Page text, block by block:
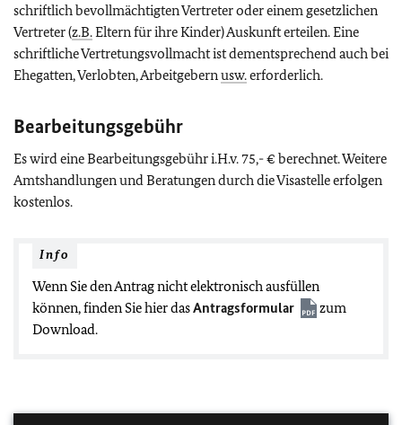
schriftlich bevollmächtigten Vertreter oder einem gesetzlichen
Vertreter (z.B.Eltern für ihre Kinder) Auskunft erteilen. Eine
schriftliche Vertretungsvollmacht ist dementsprechend auch bei
Ehegatten, Verlobten, Arbeitgebern usw.erforderlich.
Bearbeitungsgebühr
Es wird eine Bearbeitungsgebühr i.H.v. 75,- € berechnet. Weitere
Amtshandlungen und Beratungen durch die Visastelle erfolgen
kostenlos.
Info
Wenn Sie den Antrag nicht elektronisch ausfüllen
können, finden Sie hier dasAntragsformular
zum
Download.